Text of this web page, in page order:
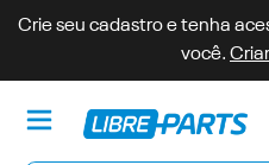
Crie seu cadastro e tenha
você.